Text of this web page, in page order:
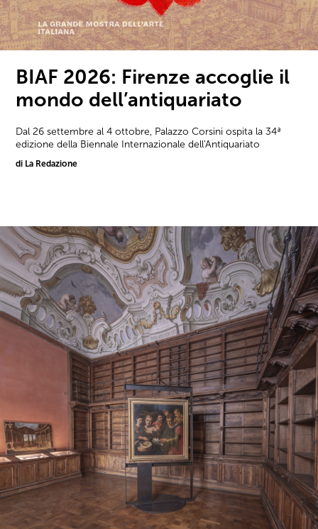
BIAF 2026: Firenze accoglie il
mondo dell’antiquariato
Dal 26 settembre al 4 ottobre, Palazzo Corsini ospita la 34ª
edizione della Biennale Internazionale dell'Antiquariato
di La Redazione